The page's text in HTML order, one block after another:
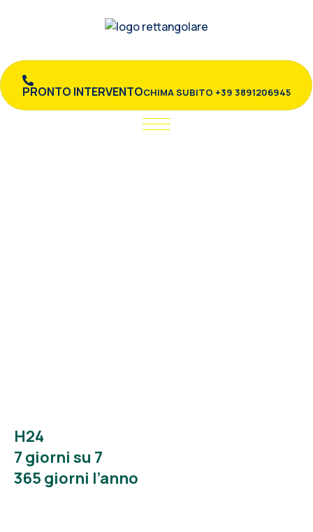
PRONTO INTERVENTOCHIMA SUBITO +39 3891206945
H24
7 giorni su 7
365 giorni l’anno